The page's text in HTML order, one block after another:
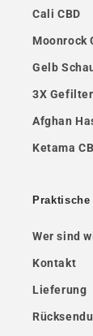
Cali CBD
Moonrock
Gelb
3X
Afghan
Ketama
Wer sind
Kontakt
Lieferung